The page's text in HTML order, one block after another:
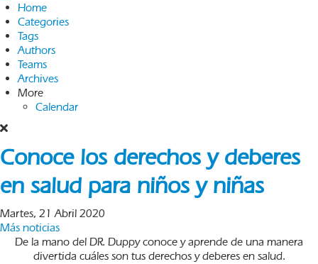
Home
Categories
Tags
Authors
Teams
Archives
More
Calendar
Conoce los derechos y deberes
en salud para niños y niñas
Martes, 21 Abril 2020
Más noticias
De la mano del DR. Duppy conoce y aprende de una manera
divertida cuáles son tus derechos y deberes en salud.